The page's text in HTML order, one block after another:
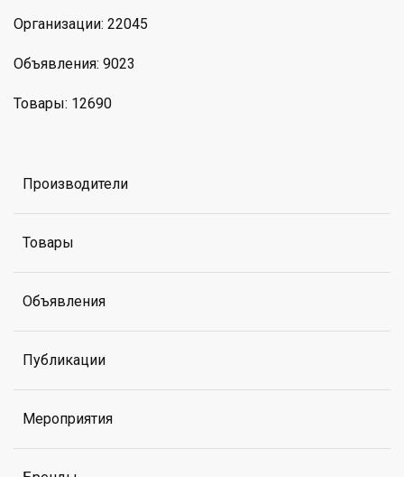
Организации: 22045
Объявления: 9023
Товары: 12690
Производители
Товары
Объявления
Публикации
Мероприятия